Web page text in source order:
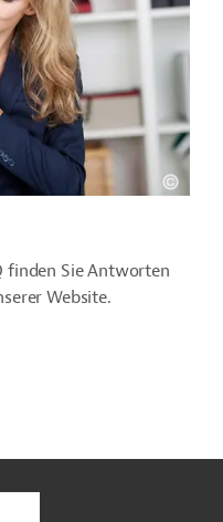
finden Sie Antworten
Website.